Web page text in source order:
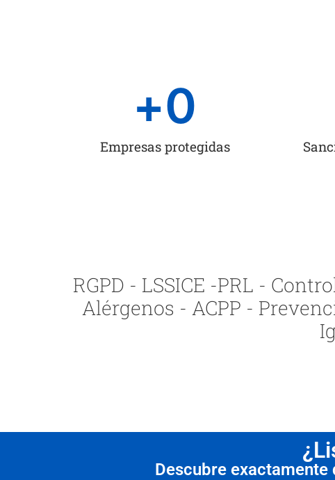
Empresas protegidas
+0
RGPD - LSSICE -PRL -
Alérgenos - ACPP -
Descubre